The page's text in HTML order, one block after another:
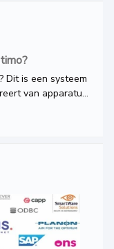
Dit is een systeem
van apparatuur
handleidingen in.